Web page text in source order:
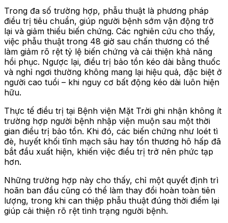
Trong đa số trường hợp, phẫu thuật là phương pháp
điều trị tiêu chuẩn, giúp người bệnh sớm vận động trở
lại và giảm thiểu biến chứng. Các nghiên cứu cho thấy,
việc phẫu thuật trong 48 giờ sau chấn thương có thể
làm giảm rõ rệt tỷ lệ biến chứng và cải thiện khả năng
hồi phục. Ngược lại, điều trị bảo tồn kéo dài bằng thuốc
và nghỉ ngơi thường không mang lại hiệu quả, đặc biệt ở
người cao tuổi – khi nguy cơ bất động kéo dài luôn hiện
hữu.
Thực tế điều trị tại Bệnh viện Mặt Trời ghi nhận không ít
trường hợp người bệnh nhập viện muộn sau một thời
gian điều trị bảo tồn. Khi đó, các biến chứng như loét tì
đè, huyết khối tĩnh mạch sâu hay tổn thương hô hấp đã
bắt đầu xuất hiện, khiến việc điều trị trở nên phức tạp
hơn.
Những trường hợp này cho thấy, chỉ một quyết định trì
hoãn ban đầu cũng có thể làm thay đổi hoàn toàn tiên
lượng, trong khi can thiệp phẫu thuật đúng thời điểm lại
giúp cải thiện rõ rệt tình trạng người bệnh.